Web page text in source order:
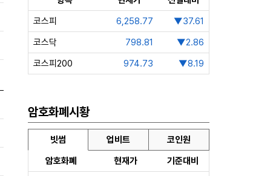
코스피
6,258.77
▼37.61
코스닥
798.81
▼2.86
코스피200
974.73 ▼8.19
암호화폐시황
빗썸 업비트
코인원
암호화폐
현재가
기준대비